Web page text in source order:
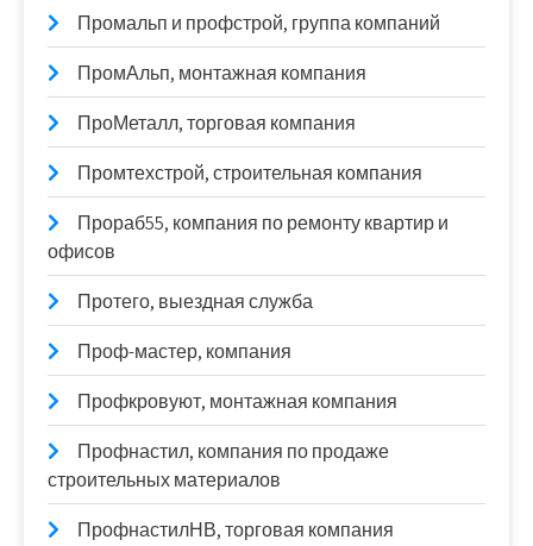
Промальп и профстрой, группа компаний
ПромАльп, монтажная компания
ПроМеталл, торговая компания
Промтехстрой, строительная компания
Прораб55, компания по ремонту квартир и
офисов
Протего, выездная служба
Проф-мастер, компания
Профкровуют, монтажная компания
Профнастил, компания по продаже
строительных материалов
ПрофнастилНВ, торговая компания